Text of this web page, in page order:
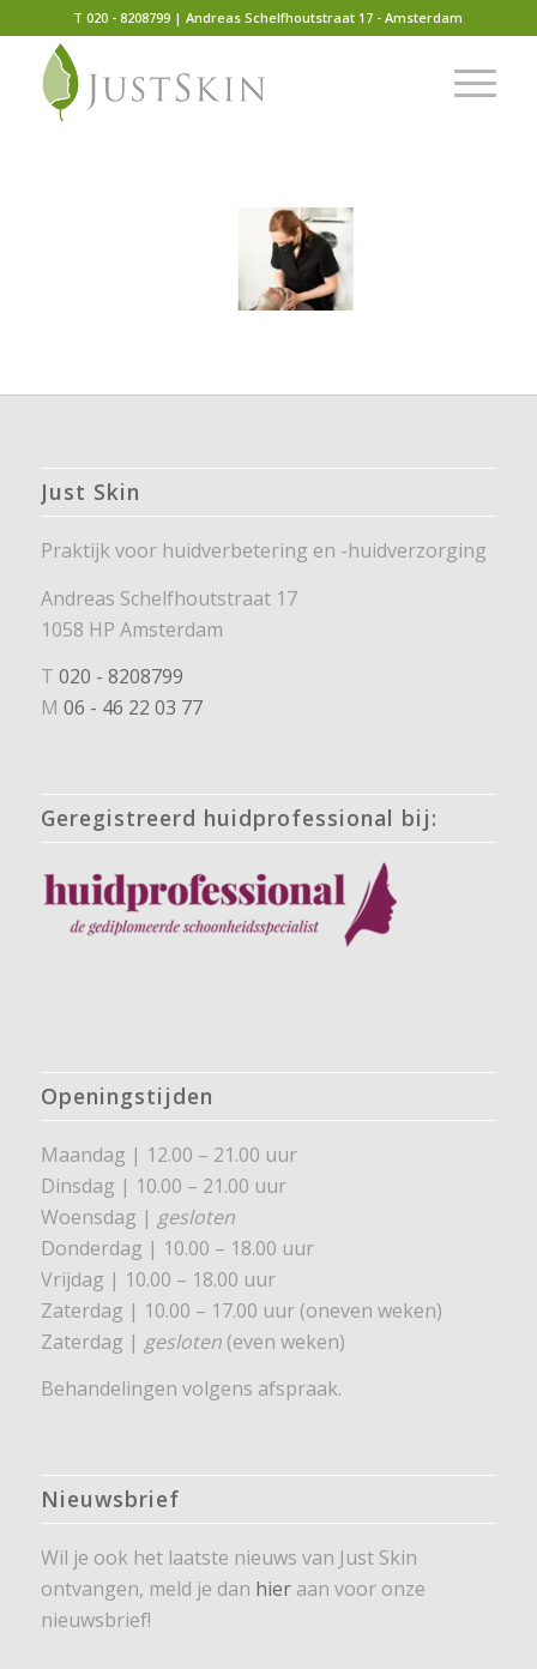
T 020 - 8208799 | Andreas Schelfhoutstraat 17 - Amsterdam
Just Skin
Praktijk voor huidverbetering en -huidverzorging
Andreas Schelfhoutstraat 17
1058 HP Amsterdam
T 020 - 8208799
M 06 - 46 22 03 77
Geregistreerd huidprofessional bij:
Openingstijden
Maandag | 12.00 – 21.00 uur
Dinsdag | 10.00 – 21.00 uur
Woensdag | gesloten
Donderdag | 10.00 – 18.00 uur
Vrijdag | 10.00 – 18.00 uur
Zaterdag | 10.00 – 17.00 uur (oneven weken)
Zaterdag | gesloten(even weken)
Behandelingen volgens afspraak.
Nieuwsbrief
Wil je ook het laatste nieuws van Just Skin
ontvangen, meld je dan hieraan voor onze
nieuwsbrief!